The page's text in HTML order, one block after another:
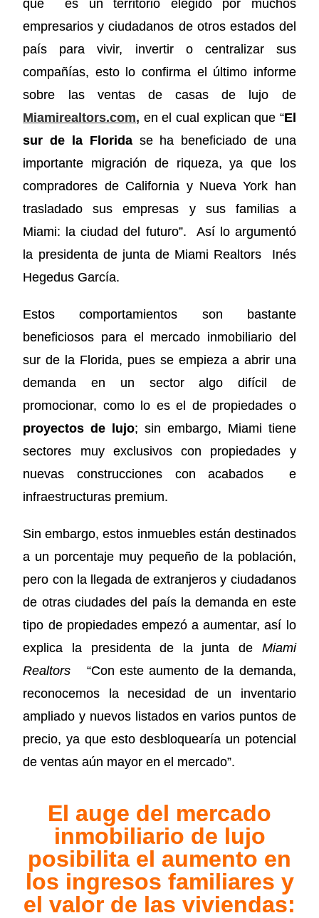
que es un territorio elegido por muchos
empresarios y ciudadanos de otros estados del
país para vivir, invertir o centralizar sus
compañías, esto lo confirma el último informe
sobre las ventas de casas de lujo de
Miamirealtors.com, en el cual explican que “El
sur de la Floridase ha beneficiado de una
importante migración de riqueza, ya que los
compradores de California y Nueva York han
trasladado sus empresas y sus familias a
Miami: la ciudad del futuro”.
Así lo argumentó
la presidenta de junta de Miami Realtors
Inés
Hegedus García.
Estos comportamientos son bastante
beneficiosos para el mercado inmobiliario del
sur de la Florida, pues se empieza a abrir una
demanda en un sector algo difícil de
promocionar, como lo es el de propiedades o
proyectos de lujo; sin embargo, Miami tiene
sectores muy exclusivos con propiedades y
nuevas construcciones con acabados e
infraestructuras premium.
Sin embargo, estos inmuebles están destinados
a un porcentaje muy pequeño de la población,
pero con la llegada de extranjeros y ciudadanos
de otras ciudades del país la demanda en este
tipo de propiedades empezó a aumentar, así lo
explica la presidenta de la junta de Miami
Realtors
“Con este aumento de la demanda,
reconocemos la necesidad de un inventario
ampliado y nuevos listados en varios puntos de
precio, ya que esto desbloquearía un potencial
de ventas aún mayor en el mercado”.
El auge del mercado
inmobiliario de lujo
posibilita el aumento en
los ingresos familiares y
el valor de las viviendas: